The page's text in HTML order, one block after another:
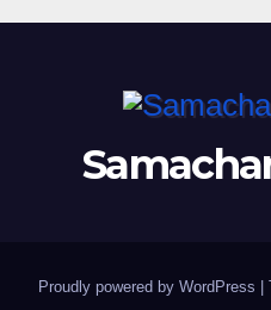
Proudly powered by WordPress |